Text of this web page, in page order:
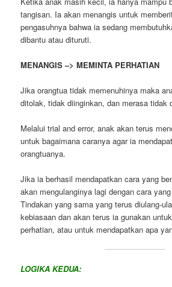
tangisan. Ia akan menangis untuk
pengasuhnya bahwa ia sedang
dibantu atau dituruti.
MENANGIS –> MEMINTA PERHATIAN
Jika orangtua tidak memenuhinya maka
ditolak, tidak diinginkan, dan merasa tidak
Melalui trial and error, anak akan terus
untuk bagaimana caranya agar ia
orangtuanya.
Jika ia berhasil mendapatkan cara yang
akan mengulanginya lagi dengan cara
Tindakan yang sama yang terus diulang-
kebiasaan dan akan terus ia gunakan
perhatian, atau untuk mendapatkan apa
LOGIKA KEDUA: